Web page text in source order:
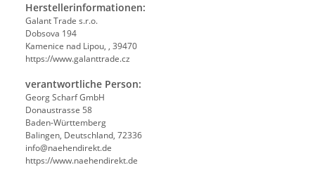
Herstellerinformationen:
Galant Trade s.r.o.
Dobsova 194
Kamenice nad Lipou, , 39470
https://www.galanttrade.cz
verantwortliche Person:
Georg Scharf GmbH
Donaustrasse 58
Baden-Württemberg
Balingen, Deutschland, 72336
info@naehendirekt.de
https://www.naehendirekt.de